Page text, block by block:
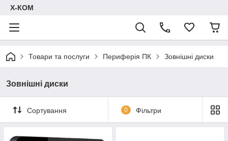
Х-КОМ
Товари та послуги Периферія ПК Зовнішні диски
Зовнішні диски
Сортування 0 Фільтри